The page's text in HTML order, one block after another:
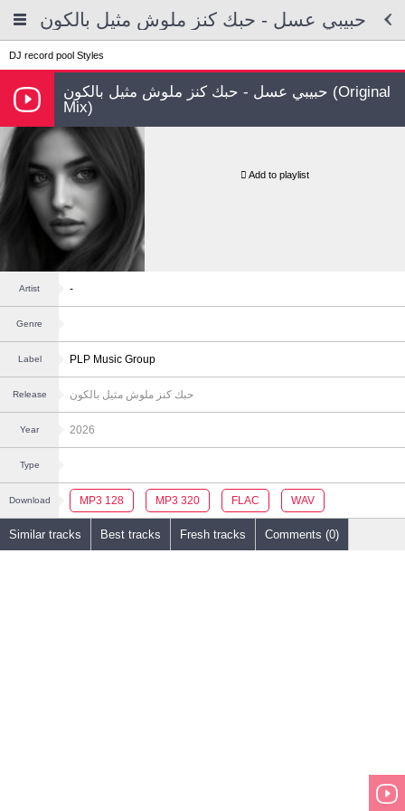
حبيبي عسل - حبك كنز ملوش مثيل بالكون
DJ record pool Styles
حبيبي عسل - حبك كنز ملوش مثيل بالكون (Original
Mix)
Add to playlist
Artist -
Genre
Label PLP Music Group
Release حبك كنز ملوش مثيل بالكون
Year 2026
Type
Download MP3 128 MP3 320 FLAC WAV
Similar tracks Best tracks Fresh tracks Comments (0)